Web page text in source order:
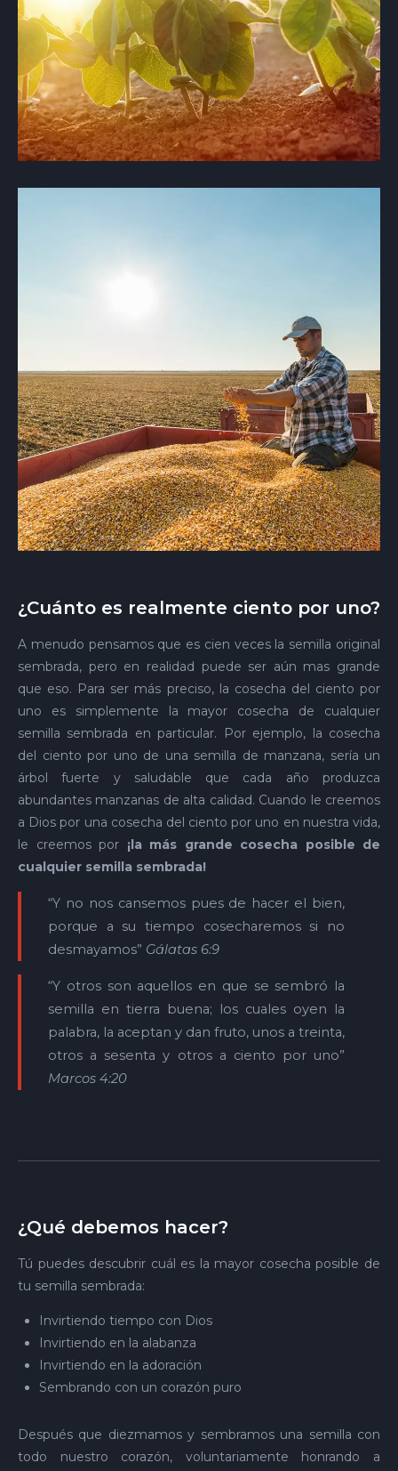
¿Cuánto es realmente ciento por uno?
A menudo pensamos que es cien veces la semilla original
sembrada, pero en realidad puede ser aún mas grande
que eso. Para ser más preciso, la cosecha del ciento por
uno es simplemente la mayor cosecha de cualquier
semilla sembrada en particular. Por ejemplo, la cosecha
del ciento por uno de una semilla de manzana, sería un
árbol fuerte y saludable que cada año produzca
abundantes manzanas de alta calidad. Cuando le creemos
a Dios por una cosecha del ciento por uno en nuestra vida,
le creemos por ¡la más grande cosecha posible de
cualquier semilla sembrada!
“Y no nos cansemos pues de hacer el bien,
porque a su tiempo cosecharemos si no
desmayamos” Gálatas 6:9
“Y otros son aquellos en que se sembró la
semilla en tierra buena; los cuales oyen la
palabra, la aceptan y dan fruto, unos a treinta,
otros a sesenta y otros a ciento por uno”
Marcos 4:20
¿Qué debemos hacer?
Tú puedes descubrir cuál es la mayor cosecha posible de
tu semilla sembrada:
Invirtiendo tiempo con Dios
Invirtiendo en la alabanza
Invirtiendo en la adoración
Sembrando con un corazón puro
Después que diezmamos y sembramos una semilla con
todo nuestro corazón, voluntariamente honrando a